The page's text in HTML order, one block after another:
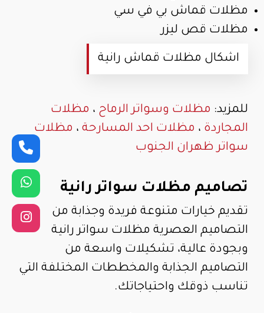
مظلات قماش بي في سي
مظلات قص ليزر
اشكال مظلات قماش رانية
للمزيد: مظلات وسواتر الرماح ، مظلات
المجاردة ، مظلات احد المسارحة، مظلات
سواتر ظهران الجنوب
تصاميم مظلات سواتر رانية
تقديم خيارات متنوعة فريدة وجذابة من
التصاميم العصرية مظلات سواتر رانية
وبجودة عالية، تشكيلات واسعة من
التصاميم الجذابة والمخططات المختلفة التي
تناسب ذوقك واحتياجاتك.